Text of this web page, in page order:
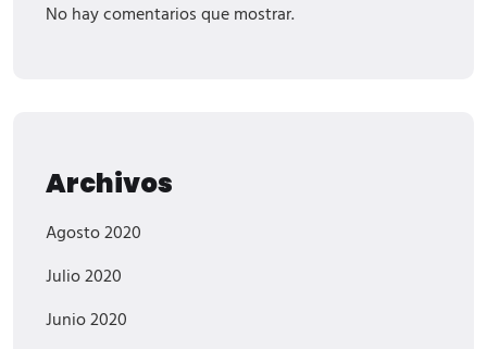
No hay comentarios que mostrar.
Archivos
Agosto 2020
Julio 2020
Junio 2020